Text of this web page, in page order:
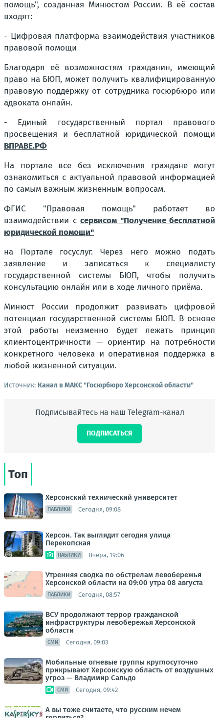
помощь", созданная Минюстом России. В её состав
входят:
- Цифровая платформа взаимодействия участников
правовой помощи
Благодаря её возможностям гражданин, имеющий
право на БЮП, может получить квалифицированную
правовую поддержку от сотрудника госюрбюро или
адвоката онлайн.
- Единый государственный портал правового
просвещения и бесплатной юридической помощи
ВПРАВЕ.РФ
На портале все без исключения граждане могут
ознакомиться с актуальной правовой информацией
по самым важным жизненным вопросам.
ФГИС "Правовая помощь" работает во
взаимодействии с сервисом "Получение бесплатной
юридической помощи"
на Портале госуслуг. Через него можно подать
заявление и записаться к специалисту
государственной системы БЮП, чтобы получить
консультацию онлайн или в ходе личного приёма.
Минюст России продолжит развивать цифровой
потенциал государственной системы БЮП. В основе
этой работы неизменно будет лежать принцип
клиентоцентричности — ориентир на потребности
конкретного человека и оперативная поддержка в
любой жизненной ситуации.
Источник: Канал в МАКС "Госюрбюро Херсонской области"
Подписывайтесь на наш Telegram-канал
ПОДПИСАТЬСЯ
Топ
Херсонский технический университет
ПАБЛИКИ Сегодня, 09:08
Херсон. Так выглядит сегодня улица
Перекопская
ПАБЛИКИ Вчера, 19:06
Утренняя сводка по обстрелам левобережья
Херсонской области на 09:00 утра 08 августа
ПАБЛИКИ Сегодня, 08:57
ВСУ продолжают террор гражданской
инфраструктуры левобережья Херсонской
области
СМИ Сегодня, 09:03
Мобильные огневые группы круглосуточно
прикрывают Херсонскую область от воздушных
угроз — Владимир Сальдо
СМИ Сегодня, 09:42
А вы тоже считаете, что русским нечем